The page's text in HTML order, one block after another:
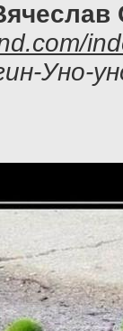
Уно-